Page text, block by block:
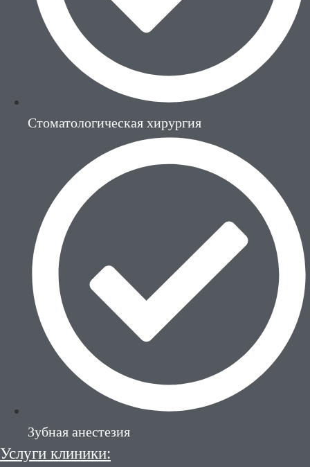
Стоматологическая хирургия
Зубная анестезия
Услуги клиники: